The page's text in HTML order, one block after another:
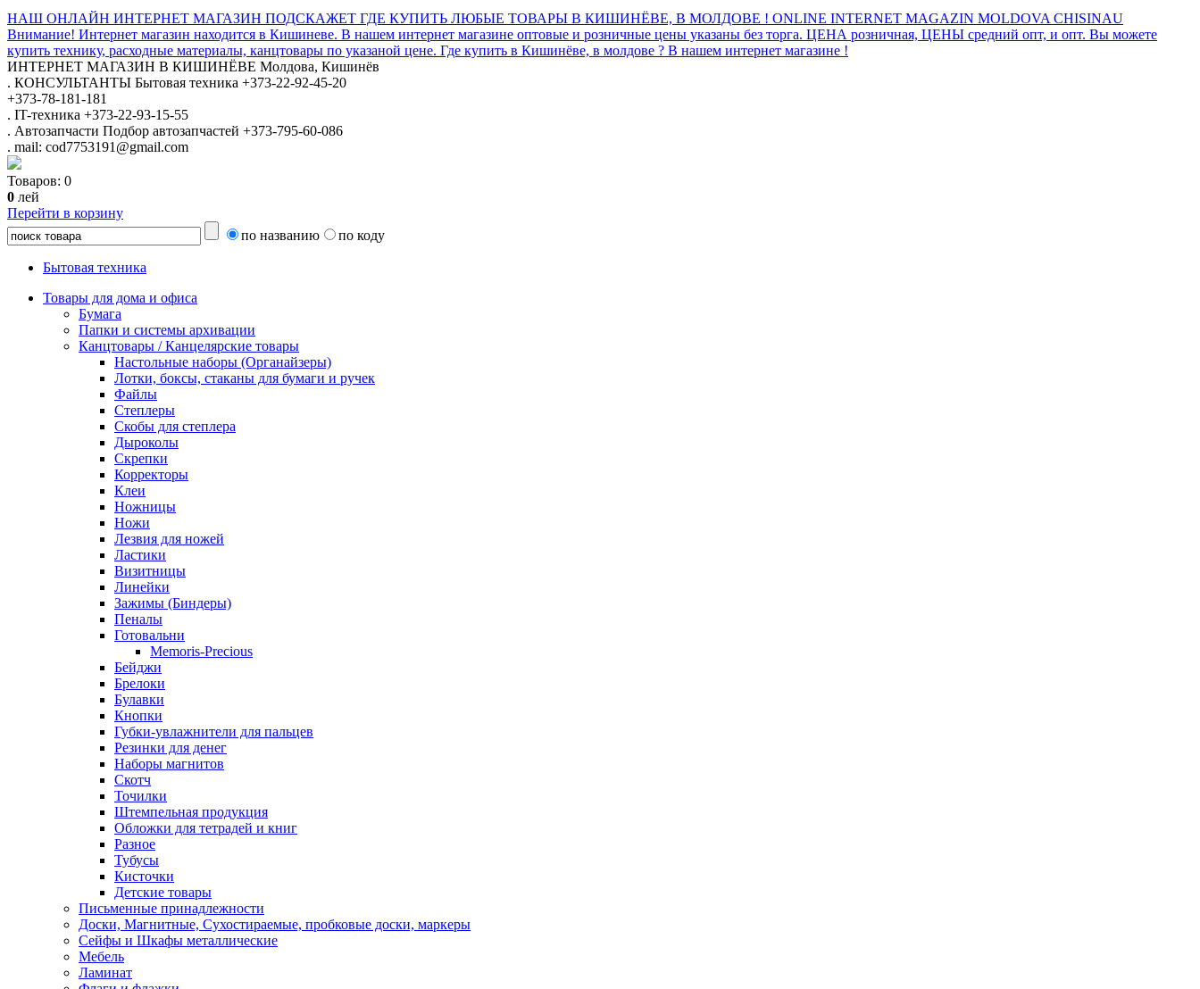
НАШ ОНЛАЙН ИНТЕРНЕТ МАГАЗИН ПОДСКАЖЕТ ГДЕ КУПИТЬ ЛЮБЫЕ ТОВАРЫ В КИШИНЁВЕ, В МОЛДОВЕ ! ONLINE INTERNET MAGAZIN MOLDOVA CHISINAU
Внимание! Интернет магазин находится в Кишиневе. В нашем интернет магазине оптовые и розничные цены указаны без торга. ЦЕНА розничная, ЦЕНЫ средний опт, и опт. Вы можете
купить технику, расходные материалы, канцтовары по указаной цене. Где купить в Кишинёве, в молдове ? В нашем интернет магазине !
ИНТЕРНЕТ МАГАЗИН В КИШИНЁВЕ Молдова, Кишинёв
. КОНСУЛЬТАНТЫ Бытовая техника +373-22-92-45-20
+373-78-181-181
. IT-техника +373-22-93-15-55
. Автозапчасти Подбор автозапчастей +373-795-60-086
. mail: cod7753191@gmail.com
Товаров: 0
0 лей
Перейти в корзину
по названию
по коду
Бытовая техника
Товары для дома и офиса
Бумага
Папки и системы архивации
Канцтовары / Канцелярские товары
Настольные наборы (Органайзеры)
Лотки, боксы, стаканы для бумаги и ручек
Файлы
Степлеры
Скобы для степлера
Дыроколы
Скрепки
Корректоры
Клеи
Ножницы
Ножи
Лезвия для ножей
Ластики
Визитницы
Линейки
Зажимы (Биндеры)
Пеналы
Готовальни
Memoris-Precious
Бейджи
Брелоки
Булавки
Кнопки
Губки-увлажнители для пальцев
Резинки для денег
Наборы магнитов
Скотч
Точилки
Штемпельная продукция
Обложки для тетрадей и книг
Разное
Тубусы
Кисточки
Детские товары
Письменные принадлежности
Доски, Магнитные, Сухостираемые, пробковые доски, маркеры
Сейфы и Шкафы металлические
Мебель
Ламинат